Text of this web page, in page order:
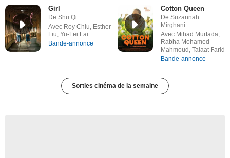
Girl
De Shu Qi
Avec Roy Chiu, Esther
Liu, Yu-Fei Lai
Bande-annonce
Cotton Queen
De Suzannah
Mirghani
Avec Mihad Murtada,
Rabha Mohamed
Mahmoud, Talaat Farid
Bande-annonce
Sorties cinéma de la semaine